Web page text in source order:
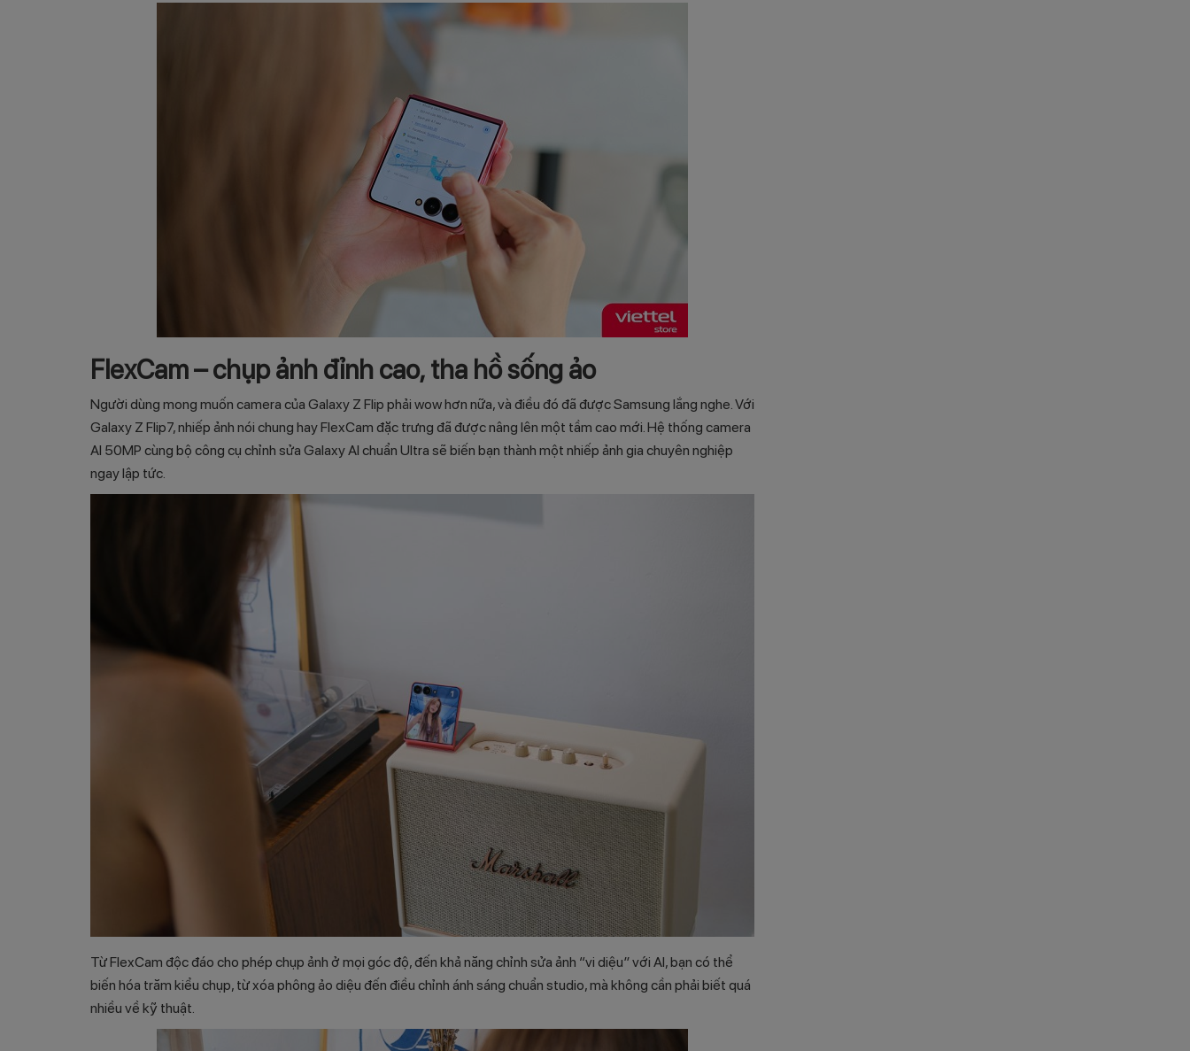
FlexCam – chụp ảnh đỉnh cao, tha hồ sống ảo
Người dùng mong muốn camera của Galaxy Z Flip phải wow hơn nữa, và điều đó đã được Samsung lắng nghe. Với
Galaxy Z Flip7, nhiếp ảnh nói chung hay FlexCam đặc trưng đã được nâng lên một tầm cao mới. Hệ thống camera
AI 50MP cùng bộ công cụ chỉnh sửa Galaxy AI chuẩn Ultra sẽ biến bạn thành một nhiếp ảnh gia chuyên nghiệp
ngay lập tức.
Từ FlexCam độc đáo cho phép chụp ảnh ở mọi góc độ, đến khả năng chỉnh sửa ảnh “vi diệu” với AI, bạn có thể
biến hóa trăm kiểu chụp, từ xóa phông ảo diệu đến điều chỉnh ánh sáng chuẩn studio, mà không cần phải biết quá
nhiều về kỹ thuật.